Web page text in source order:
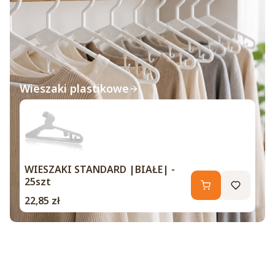
Wieszaki plastikowe
WIESZAKI STANDARD |BIAŁE| -
25szt
Cena
22,85 zł